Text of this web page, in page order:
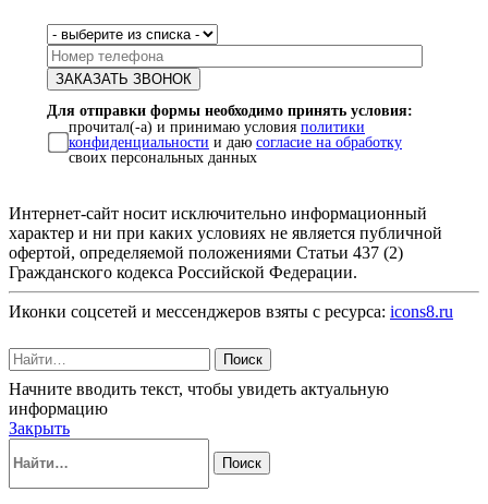
Для отправки формы необходимо принять условия:
прочитал(-а) и принимаю условия политики
конфиденциальности и даю согласие на обработку
своих персональных данных
Интернет-сайт носит исключительно информационный
характер и ни при каких условиях не является публичной
офертой, определяемой положениями Статьи 437 (2)
Гражданского кодекса Российской Федерации.
Иконки соцсетей и мессенджеров взяты с ресурса: icons8.ru
Поиск
Начните вводить текст, чтобы увидеть актуальную
информацию
Закрыть
Поиск